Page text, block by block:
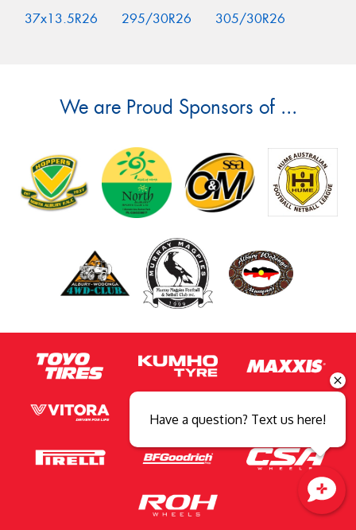
37x13.5R26 295/30R26 305/30R26
We are Proud Sponsors of ...
Close sales faster
Have a question? Text us here!